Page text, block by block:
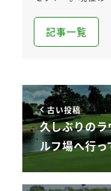
記事一覧
古い投稿
久しぶりの
ルフ場へ行っ